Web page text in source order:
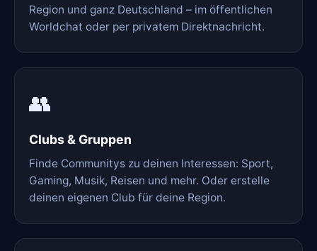
Region und ganz Deutschland – im öffentlichen
Worldchat oder per privatem Direktnachricht.
👥
Clubs & Gruppen
Finde Communitys zu deinen Interessen: Sport,
Gaming, Musik, Reisen und mehr. Oder erstelle
deinen eigenen Club für deine Region.